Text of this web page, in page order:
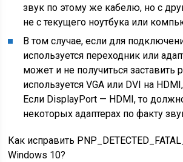
звук по этому же кабелю, но с
не с текущего ноутбука или
В том случае, если для
используется переходник или
может и не получиться заставить
используется VGA или DVI на
Если DisplayPort — HDMI, то
некоторых адаптерах по факту
Как исправить
Windows 10?